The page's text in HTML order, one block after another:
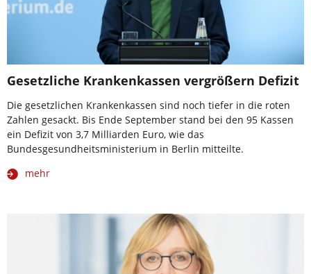
Gesetzliche Krankenkassen vergrößern Defizit
Die gesetzlichen Krankenkassen sind noch tiefer in die roten
Zahlen gesackt. Bis Ende September stand bei den 95 Kassen
ein Defizit von 3,7 Milliarden Euro, wie das
Bundesgesundheitsministerium in Berlin mitteilte.
mehr